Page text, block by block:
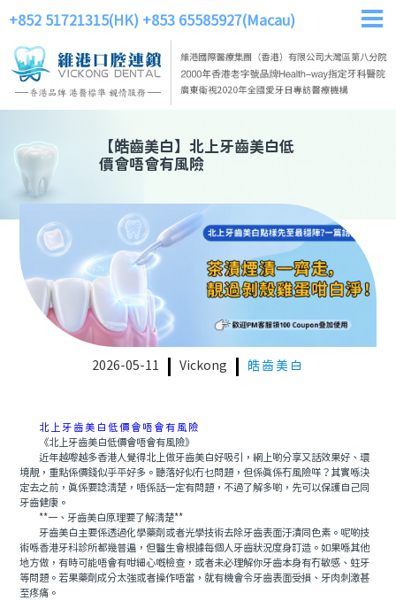
+852 51721315(HK) +853 65585927(Macau)
【皓齒美白】 北上牙齒美白低
價會唔會有風險
2026-05-11 Vickong 皓齒美白
北上牙齒美白低價會唔會有風險
《北上牙齒美白低價會唔會有風險》
近年越嚟越多香港人覺得北上做牙齒美白好吸引，網上啲分享又話效果好、環
境靚，重點係價錢似乎平好多。聽落好似冇乜問題，但係真係冇風險咩？其實喺決
定去之前，真係要諗清楚，唔係話一定有問題，不過了解多啲，先可以保護自己同
牙齒健康。
**一、牙齒美白原理要了解清楚**
牙齒美白主要係透過化學藥劑或者光學技術去除牙齒表面汙漬同色素。呢啲技
術喺香港牙科診所都幾普遍，但醫生會根據每個人牙齒狀況度身訂造。如果喺其他
地方做，有時可能唔會有咁細心嘅檢查，或者未必理解你牙齒本身有冇敏感、蛀牙
等問題。若果藥劑成分太強或者操作唔當，就有機會令牙齒表面受損、牙肉刺激甚
至疼痛。